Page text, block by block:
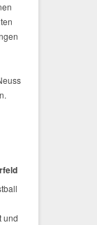
und